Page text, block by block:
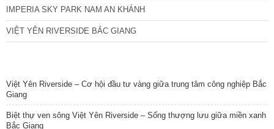
IMPERIA SKY PARK NAM AN KHÁNH
VIỆT YÊN RIVERSIDE BẮC GIANG
Việt Yên Riverside – Cơ hội đầu tư vàng giữa trung tâm công nghiệp Bắc
Giang
Biệt thự ven sông Việt Yên Riverside – Sống thượng lưu giữa miền xanh
Bắc Giang